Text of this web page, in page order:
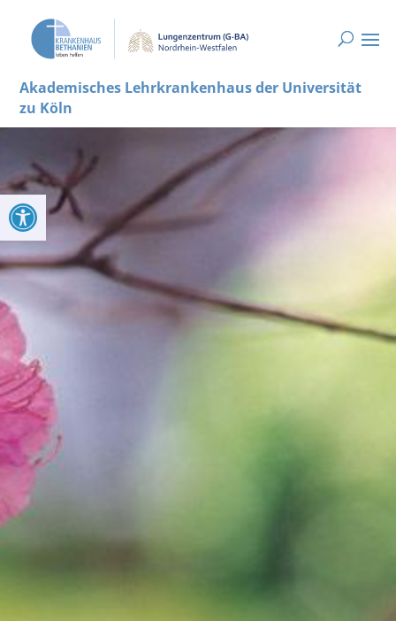
Werkzeugleiste öffnen
Akademisches Lehrkrankenhaus der Universität
zu Köln